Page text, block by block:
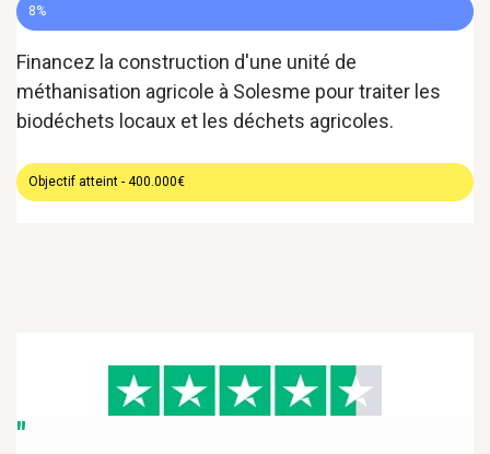
8%
Financez la construction d'une unité de
méthanisation agricole à Solesme pour traiter les
biodéchets locaux et les déchets agricoles.
Objectif atteint - 400.000€
"